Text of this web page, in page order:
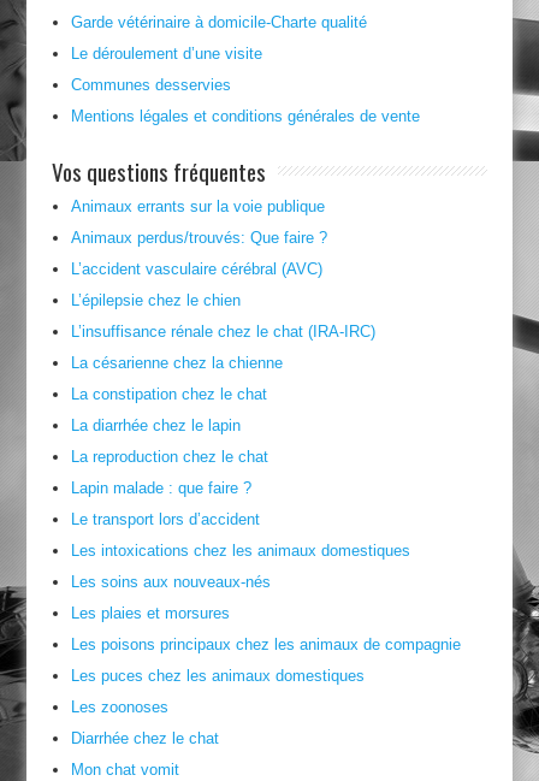
Garde vétérinaire à domicile-Charte qualité
Le déroulement d’une visite
Communes desservies
Mentions légales et conditions générales de vente
Vos questions fréquentes
Animaux errants sur la voie publique
Animaux perdus/trouvés: Que faire ?
L’accident vasculaire cérébral (AVC)
L’épilepsie chez le chien
L’insuffisance rénale chez le chat (IRA-IRC)
La césarienne chez la chienne
La constipation chez le chat
La diarrhée chez le lapin
La reproduction chez le chat
Lapin malade : que faire ?
Le transport lors d’accident
Les intoxications chez les animaux domestiques
Les soins aux nouveaux-nés
Les plaies et morsures
Les poisons principaux chez les animaux de compagnie
Les puces chez les animaux domestiques
Les zoonoses
Diarrhée chez le chat
Mon chat vomit